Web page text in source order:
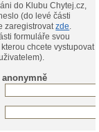
do Klubu Chytej.cz,
(do levé části
se zaregistrovatzde.
formuláře svou
chcete vystupovat